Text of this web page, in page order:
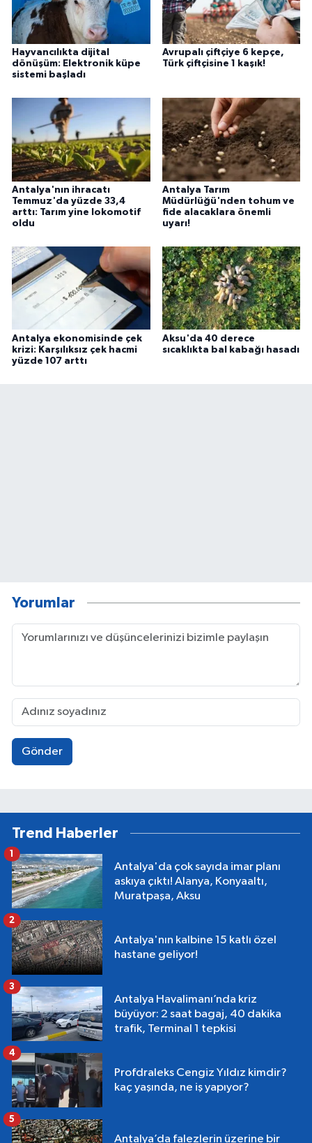
Hayvancılıkta dijital
dönüşüm: Elektronik küpe
sistemi başladı
Avrupalı çiftçiye 6 kepçe,
Türk çiftçisine 1 kaşık!
Antalya'nın ihracatı
Temmuz'da yüzde 33,4
arttı: Tarım yine lokomotif
oldu
Antalya Tarım
Müdürlüğü'nden tohum ve
fide alacaklara önemli
uyarı!
Antalya ekonomisinde çek
krizi: Karşılıksız çek hacmi
yüzde 107 arttı
Aksu'da 40 derece
sıcaklıkta bal kabağı hasadı
Yorumlar
Gönder
Trend Haberler
Antalya'da çok sayıda imar planı
askıya çıktı! Alanya, Konyaaltı,
Muratpaşa, Aksu
1
Antalya'nın kalbine 15 katlı özel
hastane geliyor!
2
Antalya Havalimanı’nda kriz
büyüyor: 2 saat bagaj, 40 dakika
trafik, Terminal 1 tepkisi
3
Profdraleks Cengiz Yıldız kimdir?
kaç yaşında, ne iş yapıyor?
4
Antalya’da falezlerin üzerine bir
5